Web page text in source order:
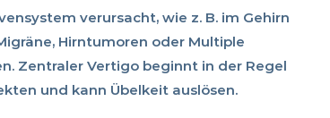
verursacht, wie z. B. im Gehirn
Hirntumoren oder Multiple
Zentraler Vertigo beginnt in der Regel
und kann Übelkeit auslösen.